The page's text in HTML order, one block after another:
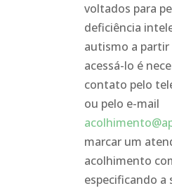
voltados para
deficiência
autismo a partir
acessá-lo é
contato pelo
ou pelo e-mail
marcar um
acolhimento
especificando a